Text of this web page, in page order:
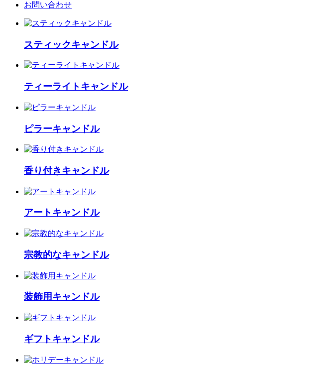
お問い合わせ
スティックキャンドル
ティーライトキャンドル
ピラーキャンドル
香り付きキャンドル
アートキャンドル
宗教的なキャンドル
装飾用キャンドル
ギフトキャンドル